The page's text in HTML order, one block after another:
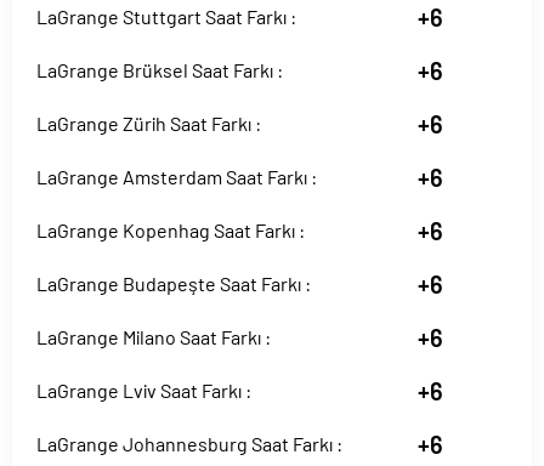
LaGrange Stuttgart Saat Farkı : +6
LaGrange Brüksel Saat Farkı : +6
LaGrange Zürih Saat Farkı : +6
LaGrange Amsterdam Saat Farkı : +6
LaGrange Kopenhag Saat Farkı : +6
LaGrange Budapeşte Saat Farkı : +6
LaGrange Milano Saat Farkı : +6
LaGrange Lviv Saat Farkı : +6
LaGrange Johannesburg Saat Farkı : +6